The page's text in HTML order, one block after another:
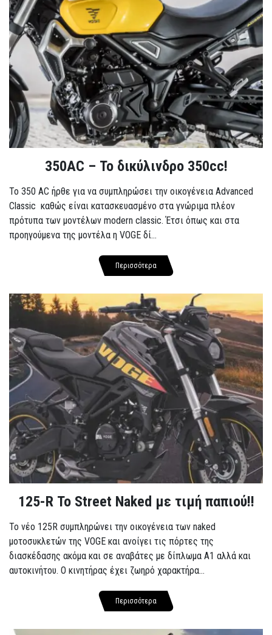
350AC – Το δικύλινδρο 350cc!
To 350 AC ήρθε για να συμπληρώσει την οικογένεια Advanced
Classic καθώς είναι κατασκευασμένο στα γνώριμα πλέον
πρότυπα των μοντέλων modern classic. Έτσι όπως και στα
προηγούμενα της μοντέλα η VOGE δί...
Περισσότερα
125-R Το Street Naked με τιμή παπιού!!
Το νέο 125R συμπληρώνει την οικογένεια των naked
μοτοσυκλετών της VOGE και ανοίγει τις πόρτες της
διασκέδασης ακόμα και σε αναβάτες με δίπλωμα A1 αλλά και
αυτοκινήτου. Ο κινητήρας έχει ζωηρό χαρακτήρα...
Περισσότερα